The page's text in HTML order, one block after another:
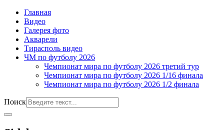
Главная
Видео
Галерея фото
Акварели
Тирасполь видео
ЧМ по футболу 2026
Чемпионат мира по футболу 2026 третий тур
Чемпионат мира по футболу 2026 1/16 финала
Чемпионат мира по футболу 2026 1/2 финала
Поиск